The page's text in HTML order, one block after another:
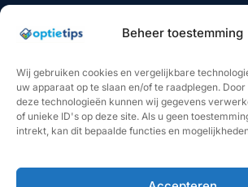
Beheer toestemming
Wij gebruiken cookies en vergelijkbare
uw apparaat op te slaan en/of te raadplegen.
deze technologieën kunnen wij gegevens
of unieke ID's op deze site. Als u geen
intrekt, kan dit bepaalde functies en
1017 EK Amsterdam
(020) 231 0610
KVK nr: 75481731
BELANGRIJK OM TE WETEN
"Beleggen brengt risico's met zich mee. U
van) uw inleg verliezen. De
verantwoordelijk voor uw eigen
het verleden behaalde resultaten bieden